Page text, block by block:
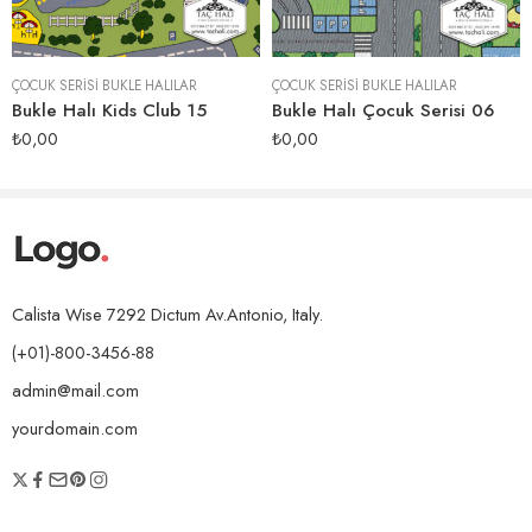
ÇOCUK SERISI BUKLE HALILAR
Bukle Halı Kids Club 15
₺0,00
ÇOCUK SERISI BUKLE HALILAR
Bukle Halı Çocuk Serisi 06
₺0,00
Calista Wise 7292 Dictum Av.Antonio, Italy.
(+01)-800-3456-88
admin@mail.com
yourdomain.com